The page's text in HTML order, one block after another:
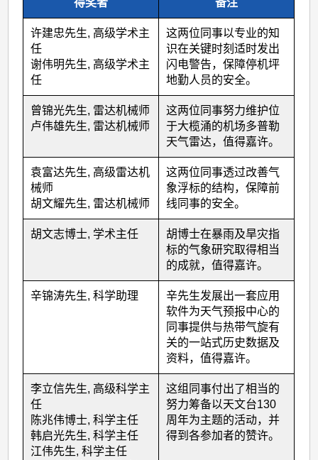
天
事
(2013
度)
得奖者 备注
许建忠先生, 高级学术主
任
谢伟明先生, 高级学术主
任
这两位同事以专业的知
识在关键时刻适时发出
闪电警告，保障停机坪
地勤人员的安全。
曾锦光先生, 雷达机械师
卢伟雄先生, 雷达机械师
这两位同事努力维护位
于大榄涌的机场多普勒
天气雷达，值得嘉许。
袁富达先生, 高级雷达机
械师
胡文耀先生, 雷达机械师
这两位同事透过改善气
象浮标的结构，保障前
线同事的安全。
胡文志博士, 学术主任
胡博士在暴雨及旱灾指
标的气象研究取得相当
的成就，值得嘉许。
辛锦涛先生, 科学助理
辛先生发展出一套应用
软件为天气预报中心的
同事提供与热带气旋有
关的一站式历史数据及
资料，值得嘉许。
李立信先生, 高级科学主
任
陈兆伟博士, 科学主任
韩启光先生, 科学主任
江伟先生, 科学主任
这组同事付出了相当的
努力筹备以天文台130
周年为主题的活动，并
得到各参加者的赞许。